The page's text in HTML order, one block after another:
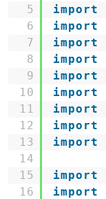
5
6
7
8
9
10
11
12
13
14
15
16
import
import
import
import
import
import
import
import
import
import
import